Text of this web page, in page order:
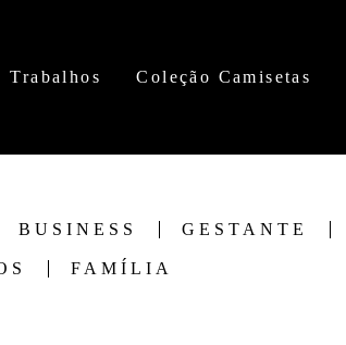
Trabalhos Coleção Camisetas
BUSINESS GESTANTE
FAMÍLIA